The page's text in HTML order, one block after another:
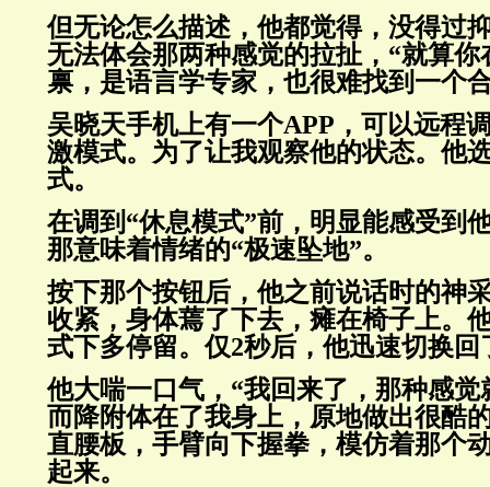
但无论怎么描述，他都觉得，没得过
无法体会那两种感觉的拉扯，“就算
禀，是语言学专家，也很难找到一个
吴晓天手机上有一个APP，可以远程
激模式。为了让我观察他的状态。他
式。
在调到“休息模式”前，明显能感受到
那意味着情绪的“极速坠地”。
按下那个按钮后，他之前说话时的神
收紧，身体蔫了下去，瘫在椅子上。
式下多停留。仅2秒后，他迅速切换回
他大喘一口气，“我回来了，那种感
而降附体在了我身上，原地做出很酷
直腰板，手臂向下握拳，模仿着那个
起来。